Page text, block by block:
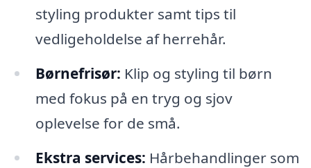
styling produkter samt tips til
vedligeholdelse af herrehår.
Børnefrisør: Klip og styling til børn
med fokus på en tryg og sjov
oplevelse for de små.
Ekstra services: Hårbehandlinger som